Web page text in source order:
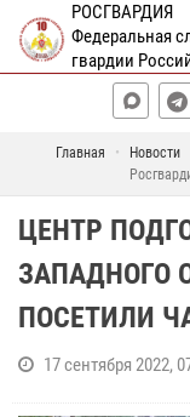
РОСГВАРДИЯ
Федеральная
гвардии
Главная Новости
ЦЕНТР
ЗАПАДНОГО
ПОСЕТИЛИ
17 сентября 2022,